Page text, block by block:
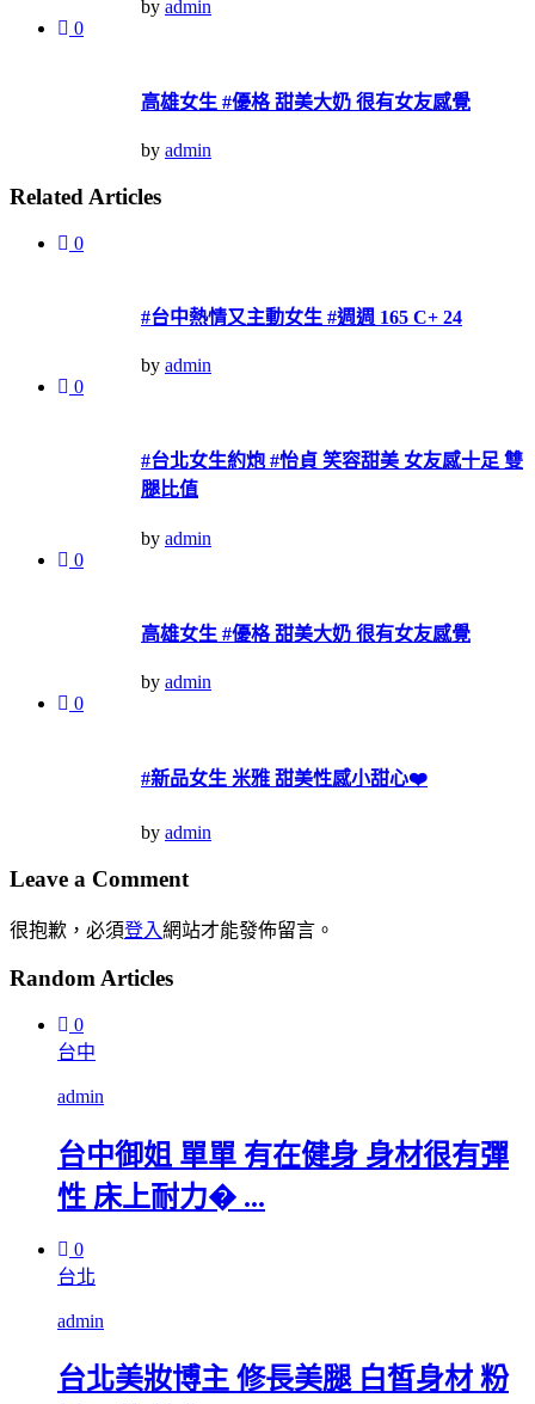
by admin
0
高雄女生 #優格 甜美大奶 很有女友感覺
by admin
Related Articles
0
#台中熱情又主動女生 #週週 165 C+ 24
by admin
0
#台北女生約炮 #怡貞 笑容甜美 女友感十足 雙
腿比值
by admin
0
高雄女生 #優格 甜美大奶 很有女友感覺
by admin
0
#新品女生 米雅 甜美性感小甜心❤️
by admin
Leave a Comment
很抱歉，必須登入網站才能發佈留言。
Random Articles
0
台中
admin
台中御姐 單單 有在健身 身材很有彈
性 床上耐力� ...
0
台北
admin
台北美妝博主 修長美腿 白皙身材 粉